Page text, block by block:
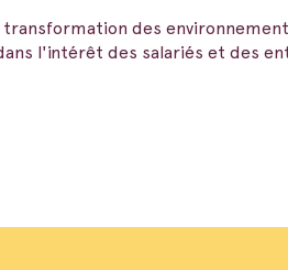
des
l'intérêt des salariés et des